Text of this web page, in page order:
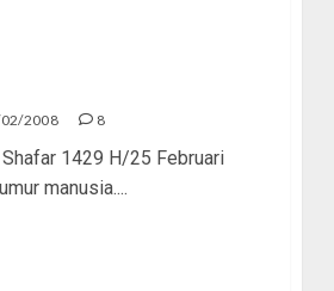
2008 8
1429 H/25 Februari
manusia....